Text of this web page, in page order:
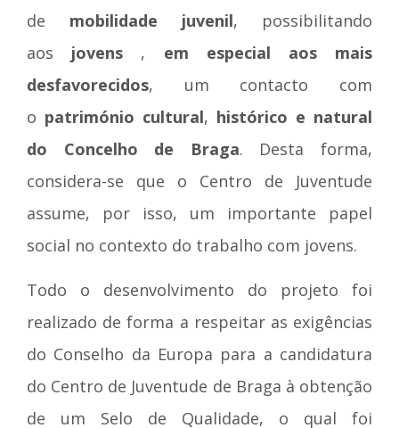
de mobilidade juvenil, possibilitando
aos jovens , em especial aos mais
desfavorecidos, um contacto com
o património cultural, histórico e natural
do Concelho de Braga. Desta forma,
considera-se que o Centro de Juventude
assume, por isso, um importante papel
social no contexto do trabalho com jovens.
Todo o desenvolvimento do projeto foi
realizado de forma a respeitar as exigências
do Conselho da Europa para a candidatura
do Centro de Juventude de Braga à obtenção
de um Selo de Qualidade, o qual foi